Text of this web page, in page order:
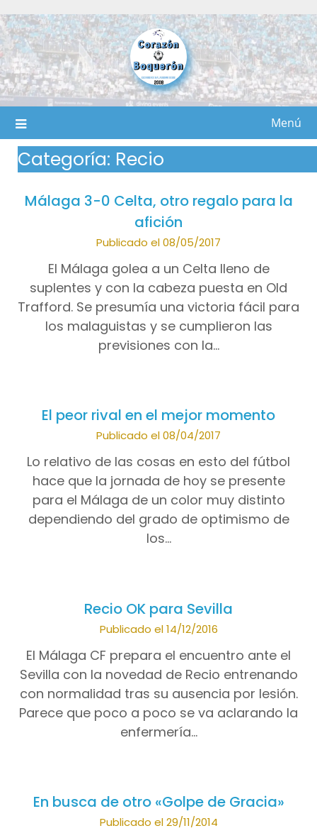
al
contenido
Menú
Categoría: Recio
Málaga 3-0 Celta, otro regalo para la
afición
Publicado el 08/05/2017
El Málaga golea a un Celta lleno de
suplentes y con la cabeza puesta en Old
Trafford. Se presumía una victoria fácil para
los malaguistas y se cumplieron las
previsiones con la…
El peor rival en el mejor momento
Publicado el 08/04/2017
Lo relativo de las cosas en esto del fútbol
hace que la jornada de hoy se presente
para el Málaga de un color muy distinto
dependiendo del grado de optimismo de
los…
Recio OK para Sevilla
Publicado el 14/12/2016
El Málaga CF prepara el encuentro ante el
Sevilla con la novedad de Recio entrenando
con normalidad tras su ausencia por lesión.
Parece que poco a poco se va aclarando la
enfermería…
En busca de otro «Golpe de Gracia»
Publicado el 29/11/2014